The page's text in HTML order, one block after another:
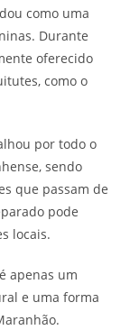
como uma
Durante
oferecido
como o
por todo o
sendo
que passam de
pode
locais.
apenas um
e uma forma